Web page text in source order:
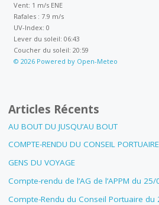
Vent: 1 m/s ENE
Rafales : 7.9 m/s
UV-Index: 0
Lever du soleil: 06:43
Coucher du soleil: 20:59
© 2026 Powered by Open-Meteo
Articles Récents
AU BOUT DU JUSQU’AU BOUT
COMPTE-RENDU DU CONSEIL
GENS DU VOYAGE
Compte-rendu de l’AG de l’APPM du
Compte-Rendu du Conseil Portuaire du